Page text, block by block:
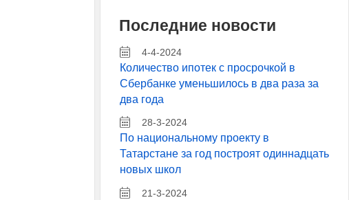
Последние новости
4-4-2024
Количество ипотек с просрочкой в
Сбербанке уменьшилось в два раза за
два года
28-3-2024
По национальному проекту в
Татарстане за год построят одиннадцать
новых школ
21-3-2024